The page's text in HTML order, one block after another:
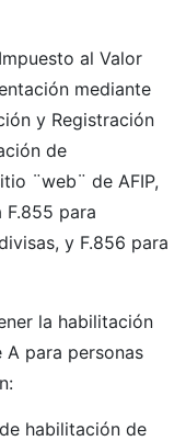
al Valor
mediante
y Registración
de
¨web¨ de AFIP,
para
y F.856 para
la habilitación
para personas
habilitación de